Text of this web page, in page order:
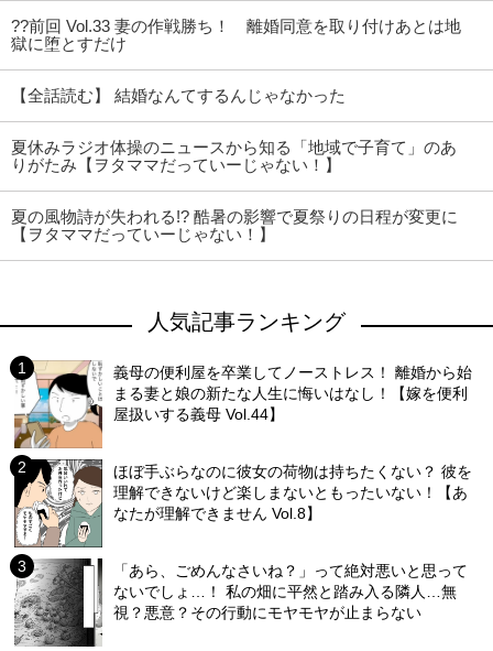
??前回 Vol.33 妻の作戦勝ち！ 離婚同意を取り付けあとは地
獄に堕とすだけ
【全話読む】 結婚なんてするんじゃなかった
夏休みラジオ体操のニュースから知る「地域で子育て」のあ
りがたみ【ヲタママだっていーじゃない！】
夏の風物詩が失われる!? 酷暑の影響で夏祭りの日程が変更に
【ヲタママだっていーじゃない！】
人気記事ランキング
義母の便利屋を卒業してノーストレス！ 離婚から始
まる妻と娘の新たな人生に悔いはなし！【嫁を便利
屋扱いする義母 Vol.44】
ほぼ手ぶらなのに彼女の荷物は持ちたくない？ 彼を
理解できないけど楽しまないともったいない！【あ
なたが理解できません Vol.8】
「あら、ごめんなさいね？」って絶対悪いと思って
ないでしょ…！ 私の畑に平然と踏み入る隣人…無
視？悪意？その行動にモヤモヤが止まらない